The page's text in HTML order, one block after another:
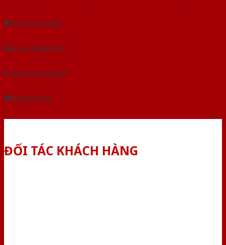
Gửi yêu cầu tư vấn
Tải báo giá tổng hợp
Yêu cầu gọi lại (3 phút)
Dành cho đại lý
ĐỐI TÁC KHÁCH HÀNG